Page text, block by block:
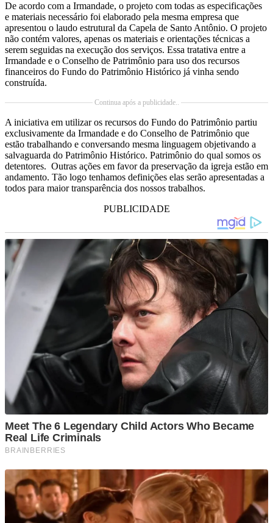
De acordo com a Irmandade, o projeto com todas as especificações
e materiais necessário foi elaborado pela mesma empresa que
apresentou o laudo estrutural da Capela de Santo Antônio. O projeto
não contém valores, apenas os materiais e orientações técnicas a
serem seguidas na execução dos serviços. Essa tratativa entre a
Irmandade e o Conselho de Patrimônio para uso dos recursos
financeiros do Fundo do Patrimônio Histórico já vinha sendo
construída.
Continua após a publicidade..
A iniciativa em utilizar os recursos do Fundo do Patrimônio partiu
exclusivamente da Irmandade e do Conselho de Patrimônio que
estão trabalhando e conversando mesma linguagem objetivando a
salvaguarda do Patrimônio Histórico. Patrimônio do qual somos os
detentores. Outras ações em favor da preservação da igreja estão em
andamento. Tão logo tenhamos definições elas serão apresentadas a
todos para maior transparência dos nossos trabalhos.
PUBLICIDADE